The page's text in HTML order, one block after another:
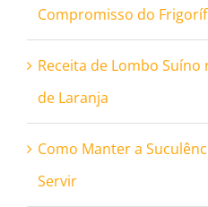
Compromisso do
Receita de Lombo
de Laranja
Como Manter a
Servir